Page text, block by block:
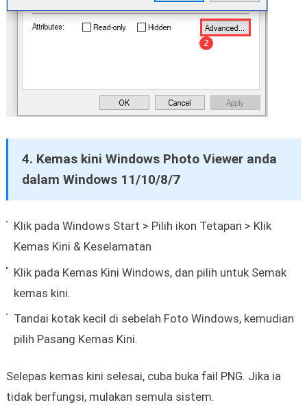
4. Kemas kini Windows Photo Viewer anda
dalam Windows 11/10/8/7
Klik pada Windows Start > Pilih ikon Tetapan > Klik
Kemas Kini & Keselamatan
Klik pada Kemas Kini Windows, dan pilih untuk Semak
kemas kini.
Tandai kotak kecil di sebelah Foto Windows, kemudian
pilih Pasang Kemas Kini.
Selepas kemas kini selesai, cuba buka fail PNG. Jika ia
tidak berfungsi, mulakan semula sistem.